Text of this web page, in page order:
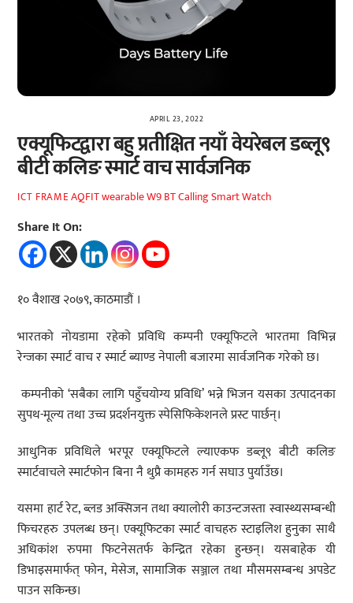
APRIL 23, 2022
एक्यूफिटद्वारा बहु प्रतीक्षित नयाँ वेयरेबल डब्लू९
बीटी कलिङ स्मार्ट वाच सार्वजनिक
ICT FRAMEAQFIT wearable W9 BT Calling Smart Watch
Share It On:
१० वैशाख २०७९, काठमाडौं ।
भारतको नोयडामा रहेको प्रविधि कम्पनी एक्यूफिटले भारतमा विभिन्न
रेन्जका स्मार्ट वाच र स्मार्ट ब्याण्ड नेपाली बजारमा सार्वजनिक गरेको छ।
कम्पनीको ‘सबैका लागि पहुँचयोग्य प्रविधि’ भन्ने भिजन यसका उत्पादनका
सुपथ-मूल्य तथा उच्च प्रदर्शनयुक्त स्पेसिफिकेशनले प्रस्ट पार्छन्।
आधुनिक प्रविधिले भरपूर एक्यूफिटले ल्याएकफ डब्लू९ बीटी कलिङ
स्मार्टवाचले स्मार्टफोन बिना नै थुप्रै कामहरु गर्न सघाउ पुर्याउँछ।
यसमा हार्ट रेट, ब्लड अक्सिजन तथा क्यालोरी काउन्टजस्ता स्वास्थ्यसम्बन्धी
फिचरहरु उपलब्ध छन्। एक्यूफिटका स्मार्ट वाचहरु स्टाइलिश हुनुका साथै
अधिकांश रुपमा फिटनेसतर्फ केन्द्रित रहेका हुन्छन्। यसबाहेक यी
डिभाइसमार्फत् फोन, मेसेज, सामाजिक सञ्जाल तथा मौसमसम्बन्ध अपडेट
पाउन सकिन्छ।